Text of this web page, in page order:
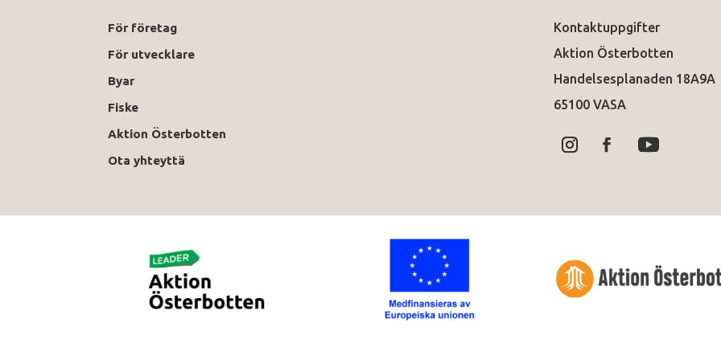
För företag
För utvecklare
Byar
Fiske
Aktion Österbotten
Ota yhteyttä
Kontaktuppgifter
Aktion Österbotten
Handelsesplanaden 18A9A
65100 VASA